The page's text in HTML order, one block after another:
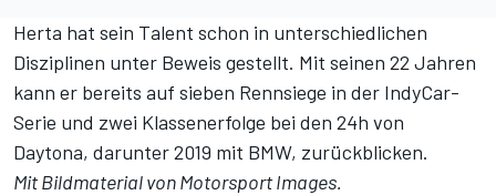
Herta hat sein Talent schon in unterschiedlichen
Disziplinen unter Beweis gestellt. Mit seinen 22 Jahren
kann er bereits auf sieben Rennsiege in der IndyCar-
Serie und zwei Klassenerfolge bei den 24h von
Daytona, darunter 2019 mit BMW, zurückblicken.
Mit Bildmaterial von Motorsport Images.